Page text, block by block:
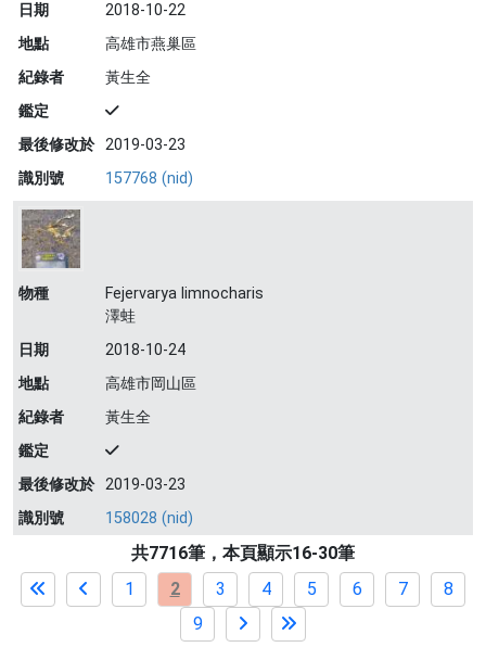
日期
2018-10-22
地點
高雄市燕巢區
紀錄者
黃生全
鑑定
最後修改於 2019-03-23
識別號
157768 (nid)
物種
Fejervarya limnocharis
澤蛙
日期
2018-10-24
地點
高雄市岡山區
紀錄者
黃生全
鑑定
最後修改於 2019-03-23
識別號
158028 (nid)
共7716筆，本頁顯示16-30筆
1
2 3 4 5 6 7
8
9